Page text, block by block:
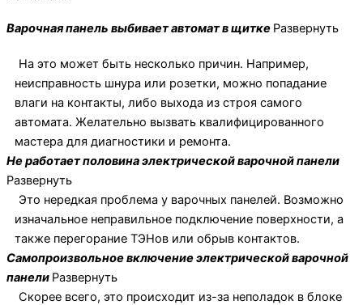
Варочная панель выбивает автомат в щитке Развернуть
На это может быть несколько причин. Например,
неисправность шнура или розетки, можно попадание
влаги на контакты, либо выхода из строя самого
автомата. Желательно вызвать квалифицированного
мастера для диагностики и ремонта.
Не работает половина электрической варочной панели
Развернуть
Это нередкая проблема у варочных панелей. Возможно
изначальное неправильное подключение поверхности, а
также перегорание ТЭНов или обрыв контактов.
Самопроизвольное включение электрической варочной
панели Развернуть
Скорее всего, это происходит из-за неполадок в блоке